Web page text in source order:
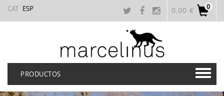
CAT ESP 0
0,00 €
PRODUCTOS